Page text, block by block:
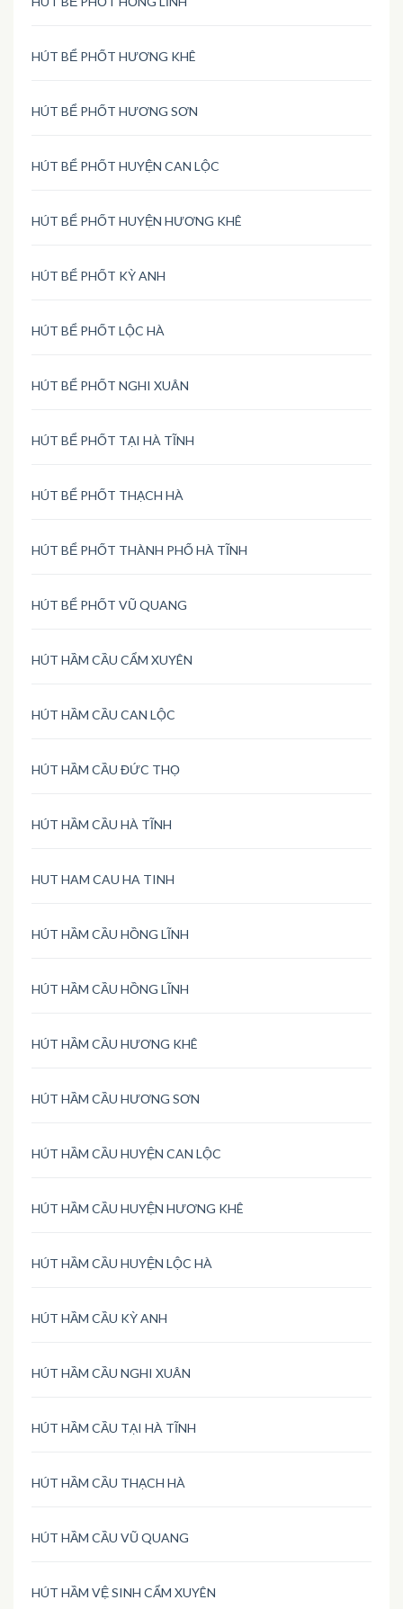
HÚT BỂ PHỐT HƯƠNG KHÊ
HÚT BỂ PHỐT HƯƠNG SƠN
HÚT BỂ PHỐT HUYỆN CAN LỘC
HÚT BỂ PHỐT HUYỆN HƯƠNG KHÊ
HÚT BỂ PHỐT KỲ ANH
HÚT BỂ PHỐT LỘC HÀ
HÚT BỂ PHỐT NGHI XUÂN
HÚT BỂ PHỐT TẠI HÀ TĨNH
HÚT BỂ PHỐT THẠCH HÀ
HÚT BỂ PHỐT THÀNH PHỐ HÀ TĨNH
HÚT BỂ PHỐT VŨ QUANG
HÚT HẦM CẦU CẨM XUYÊN
HÚT HẦM CẦU CAN LỘC
HÚT HẦM CẦU ĐỨC THỌ
HÚT HẦM CẦU HÀ TĨNH
HUT HAM CAU HA TINH
HÚT HẦM CẦU HỒNG LĨNH
HÚT HẦM CẦU HỒNG LĨNH
HÚT HẦM CẦU HƯƠNG KHÊ
HÚT HẦM CẦU HƯƠNG SƠN
HÚT HẦM CẦU HUYỆN CAN LỘC
HÚT HẦM CẦU HUYỆN HƯƠNG KHÊ
HÚT HẦM CẦU HUYỆN LỘC HÀ
HÚT HẦM CẦU KỲ ANH
HÚT HẦM CẦU NGHI XUÂN
HÚT HẦM CẦU TẠI HÀ TĨNH
HÚT HẦM CẦU THẠCH HÀ
HÚT HẦM CẦU VŨ QUANG
HÚT HẦM VỆ SINH CẨM XUYÊN